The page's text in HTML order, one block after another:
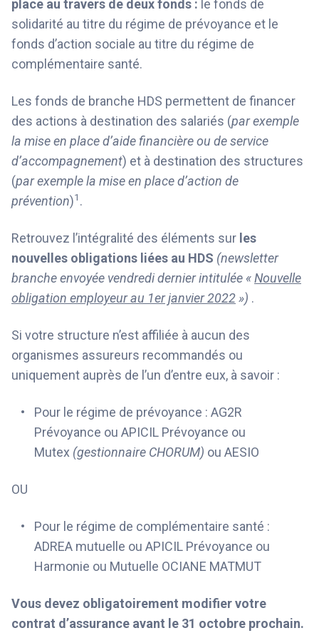
place au travers de deux fonds : le fonds de
solidarité au titre du régime de prévoyance et le
fonds d’action sociale au titre du régime de
complémentaire santé.
Les fonds de branche HDS permettent de financer
des actions à destination des salariés (par exemple
la mise en place d’aide financière ou de service
d’accompagnement) et à destination des structures
(par exemple la mise en place d’action de
prévention)1 .
Retrouvez l’intégralité des éléments sur les
nouvelles obligations liées au HDS (newsletter
branche envoyée vendredi dernier intitulée «Nouvelle
obligation employeur au 1er janvier 2022») .
Si votre structure n’est affiliée à aucun des
organismes assureurs recommandés ou
uniquement auprès de l’un d’entre eux, à savoir :
Pour le régime de prévoyance : AG2R
Prévoyance ou APICIL Prévoyance ou
Mutex (gestionnaire CHORUM) ou AESIO
OU
Pour le régime de complémentaire santé :
ADREA mutuelle ou APICIL Prévoyance ou
Harmonie ou Mutuelle OCIANE MATMUT
Vous devez obligatoirement modifier votre
contrat d’assurance avant le 31 octobre prochain.